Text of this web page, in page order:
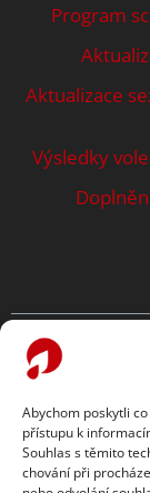
Abychom poskytli
přístupu k
Souhlas s těmito
chování při
Program
Aktualizace
Výsledky